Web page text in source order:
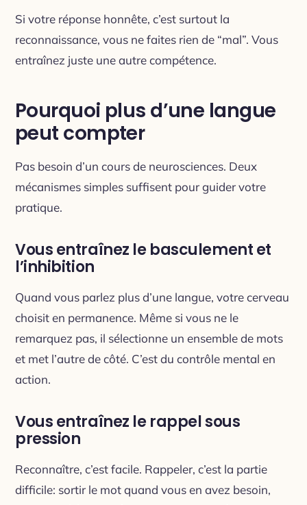
Si votre réponse honnête, c’est surtout la
reconnaissance, vous ne faites rien de “mal”. Vous
entraînez juste une autre compétence.
Pourquoi plus d’une langue
peut compter
Pas besoin d’un cours de neurosciences. Deux
mécanismes simples suffisent pour guider votre
pratique.
Vous entraînez le basculement et
l’inhibition
Quand vous parlez plus d’une langue, votre cerveau
choisit en permanence. Même si vous ne le
remarquez pas, il sélectionne un ensemble de mots
et met l’autre de côté. C’est du contrôle mental en
action.
Vous entraînez le rappel sous
pression
Reconnaître, c’est facile. Rappeler, c’est la partie
difficile: sortir le mot quand vous en avez besoin,